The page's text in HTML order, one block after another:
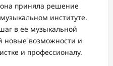
приняла решение
институте.
в её музыкальной
новые возможности и
и профессионалу.